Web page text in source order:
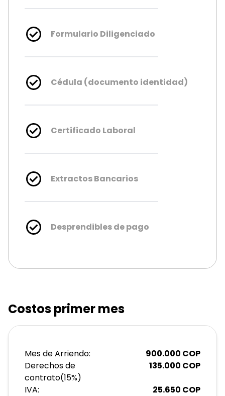
Formulario Diligenciado
Cédula (documento identidad)
Certificado Laboral
Extractos Bancarios
Desprendibles de pago
Costos primer mes
Mes de Arriendo: 900.000 COP
Derechos de
contrato(15%)
135.000 COP
IVA: 25.650 COP